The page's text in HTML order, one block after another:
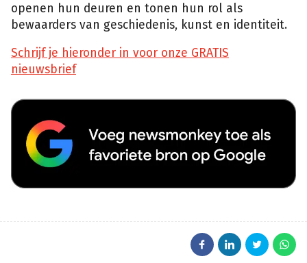
openen hun deuren en tonen hun rol als
bewaarders van geschiedenis, kunst en identiteit.
Schrijf je hieronder in voor onze GRATIS
nieuwsbrief